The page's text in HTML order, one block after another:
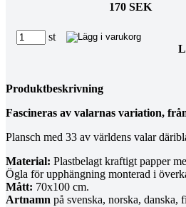
170 SEK
st
Produktbeskrivning
Fascineras av valarnas variation,
Plansch med 33 av världens valar
Material: Plastbelagt kraftigt papper
Ögla för upphängning monterad i
Mått: 70x100 cm.
Artnamn på svenska, norska, danska,